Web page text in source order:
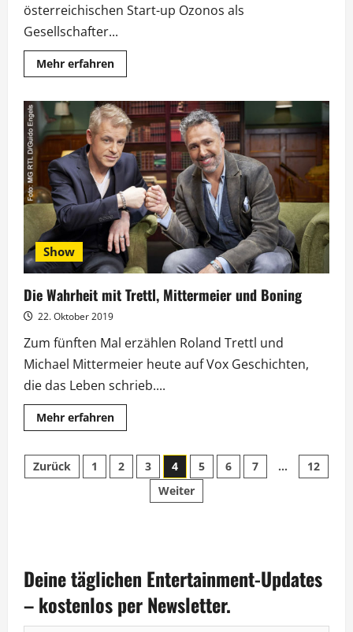
österreichischen Start-up Ozonos als
Gesellschafter...
Mehr erfahrenMehr
Informationen
und
Kovac
machen
gemeinsame
Sache
Show
Die Wahrheit mit Trettl, Mittermeier und Boning
22. Oktober 2019
Zum fünften Mal erzählen Roland Trettl und
Michael Mittermeier heute auf Vox Geschichten,
die das Leben schrieb....
Mehr erfahrenMehr
Informationen
Wahrheit
mit
Trettl,
Mittermeier
Seitennummerierung
Zurück 1 2 3 4 5 6 7 …
12
Weiter
Deine täglichen Entertainment-Updates
– kostenlos per Newsletter.